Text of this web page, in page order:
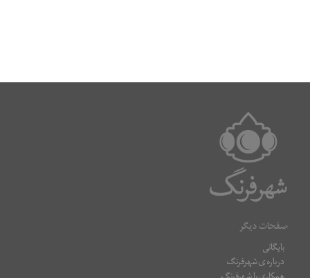
صفحات دیگر
بایگانی
درباره ی شهرفرنگ